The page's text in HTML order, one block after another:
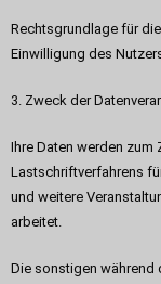
Rechtsgrundlage für
Einwilligung des
3. Zweck der
Ihre Daten werden zum
Lastschriftverfahrens
und weitere
arbeitet.
Die sonstigen während